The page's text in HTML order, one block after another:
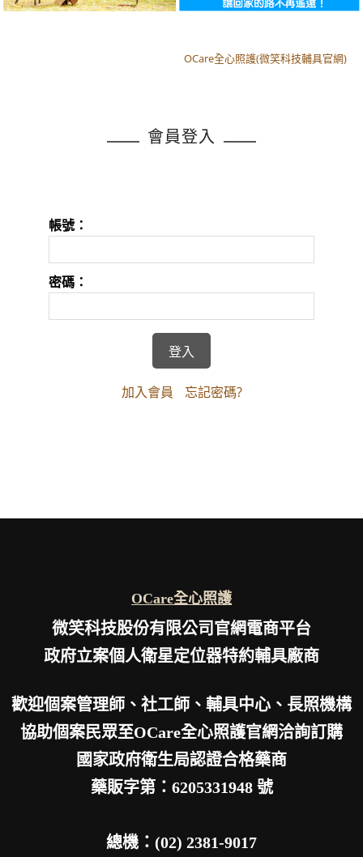
OCare全心照護(微笑科技輔具官網)
會員登入
帳號：
密碼：
加入會員 忘記密碼?
OCare全心照護
微笑科技股份有限公司官網電商平台
政府立案個人衛星定位器特約輔具廠商
歡迎個案管理師、社工師、輔具中心、長照機構
協助個案民眾至OCare全心照護官網洽詢訂購
國家政府衛生局認證合格藥商
藥販字第：6205331948 號
總機：(02) 2381-9017